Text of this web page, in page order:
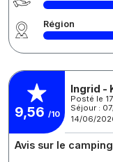
Région
9,56 /10
Ingrid -
Posté le
Séjour :
14/06/
Avis sur le